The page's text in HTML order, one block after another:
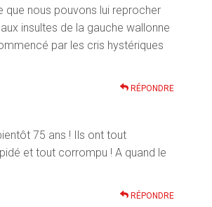
que nous pouvons lui reprocher
insultes de la gauche wallonne
par les cris hystériques
RÉPONDRE
75 ans ! Ils ont tout
et tout corrompu ! A quand le
RÉPONDRE